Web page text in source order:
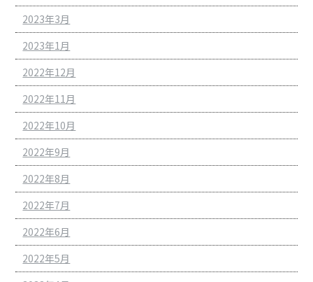
2023年3月
2023年1月
2022年12月
2022年11月
2022年10月
2022年9月
2022年8月
2022年7月
2022年6月
2022年5月